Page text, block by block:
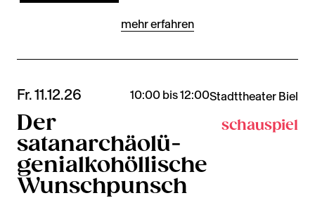
mehr erfahren
Fr. 11.12.26 10:00 bis 12:00Stadttheater Biel
Der
satanarchäolü-
genialkohöllische
Wunschpunsch
schauspiel